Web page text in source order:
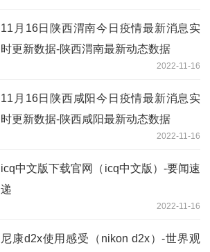
11月16日陕西渭南今日疫情最新消息实
时更新数据-陕西渭南最新动态数据
2022-11-16
11月16日陕西咸阳今日疫情最新消息实
时更新数据-陕西咸阳最新动态数据
2022-11-16
icq中文版下载官网（icq中文版）-要闻速
递
2022-11-16
尼康d2x使用感受（nikon d2x）-世界观